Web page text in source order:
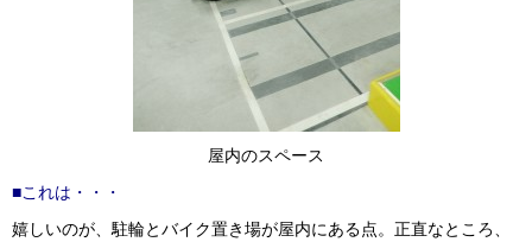
屋内のスペース
■これは・・・
嬉しいのが、駐輪とバイク置き場が屋内にある点。正直なところ、